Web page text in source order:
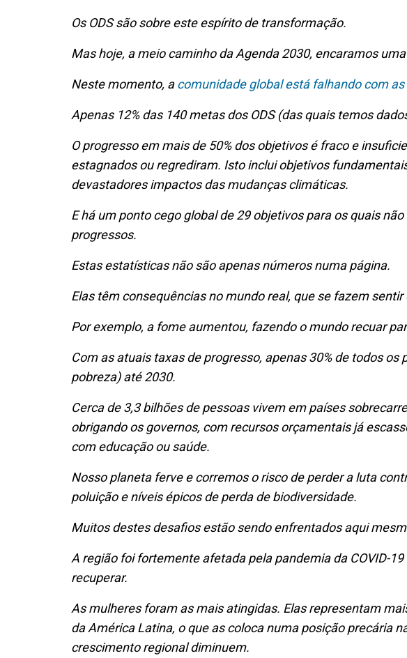
Os ODS são sobre este espírito de transformação.
Mas hoje, a meio caminho da Agenda 2030, encaramos
Neste momento, acomunidade global está falhando com
Apenas 12% das 140 metas dos ODS (das quais temos
O progresso em mais de 50% dos objetivos é fraco e
estagnados ou regrediram. Isto inclui objetivos
devastadores impactos das mudanças climáticas.
E há um ponto cego global de 29 objetivos para os quais
progressos.
Estas estatísticas não são apenas números numa página.
Elas têm consequências no mundo real, que se fazem
Por exemplo, a fome aumentou, fazendo o mundo recuar
Com as atuais taxas de progresso, apenas 30% de todos os
pobreza) até 2030.
Cerca de 3,3 bilhões de pessoas vivem em países
obrigando os governos, com recursos orçamentais já
com educação ou saúde.
Nosso planeta ferve e corremos o risco de perder a luta
poluição e níveis épicos de perda de biodiversidade.
Muitos destes desafios estão sendo enfrentados aqui
A região foi fortemente afetada pela pandemia da COVID-
recuperar.
As mulheres foram as mais atingidas. Elas representam
da América Latina, o que as coloca numa posição precária
crescimento regional diminuem.